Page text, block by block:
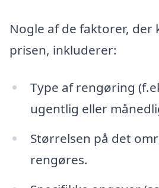
Nogle af de faktorer, der
prisen, inkluderer:
Type af rengøring
ugentlig eller
Størrelsen på det
rengøres.